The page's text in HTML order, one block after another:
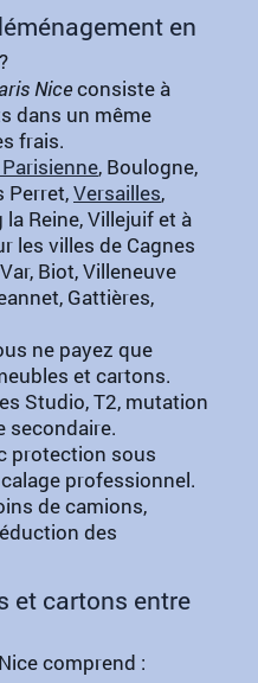
en
?
Niceconsiste à
dans un même
frais.
, Boulogne,
Perret,Versailles,
Reine, Villejuif et à
les villes de Cagnes
Biot, Villeneuve
Gattières,
ne payez que
et cartons.
Studio, T2, mutation
secondaire.
protection sous
professionnel.
de camions,
des
et cartons entre
comprend :